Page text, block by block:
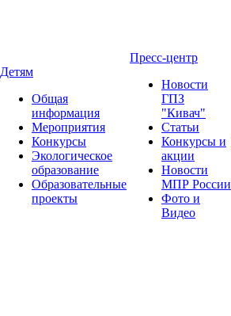
Детям
Общая
информация
Мероприятия
Конкурсы
Экологическое
образование
Образовательные
проекты
Пресс-центр
Новости
ГПЗ
"Кивач"
Статьи
Конкурсы и
акции
Новости
МПР России
Фото и
Видео